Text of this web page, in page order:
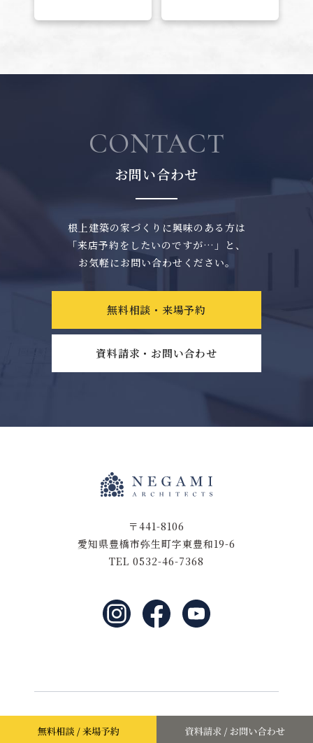
CONTACT
お問い合わせ
根上建築の家づくりに興味のある方は
「来店予約をしたいのですが…」と、
お気軽にお問い合わせください。
無料相談・来場予約
資料請求・お問い合わせ
〒441-8106
愛知県豊橋市弥生町字東豊和19-6
TEL 0532-46-7368